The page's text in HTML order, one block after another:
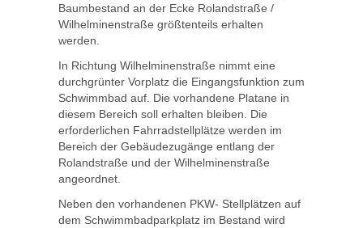
Baumbestand an der Ecke Rolandstraße /
Wilhelminenstraße größtenteils erhalten
werden.
In Richtung Wilhelminenstraße nimmt eine
durchgrünter Vorplatz die Eingangsfunktion zum
Schwimmbad auf. Die vorhandene Platane in
diesem Bereich soll erhalten bleiben. Die
erforderlichen Fahrradstellplätze werden im
Bereich der Gebäudezugänge entlang der
Rolandstraße und der Wilhelminenstraße
angeordnet.
Neben den vorhandenen PKW- Stellplätzen auf
dem Schwimmbadparkplatz im Bestand wird